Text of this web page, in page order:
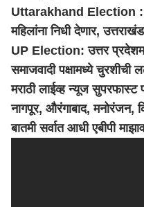
Uttarakhand Election :
महिलांना निधी देणार,
UP Election: उत्तर
समाजवादी पक्षामध्ये चुरशीची
मराठी लाईव्ह न्यूज
नागपूर, औरंगाबाद, मनोरंजन,
बातमी सर्वात आधी एबीपी